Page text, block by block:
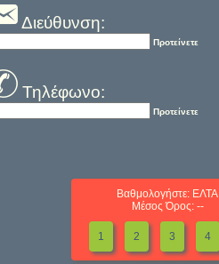
Διεύθυνση:
Προτείνετε
Τηλέφωνο:
Προτείνετε
Βαθμολογήστε: ΕΛΤΑ
Μέσος Όρος: --
1 2 3 4